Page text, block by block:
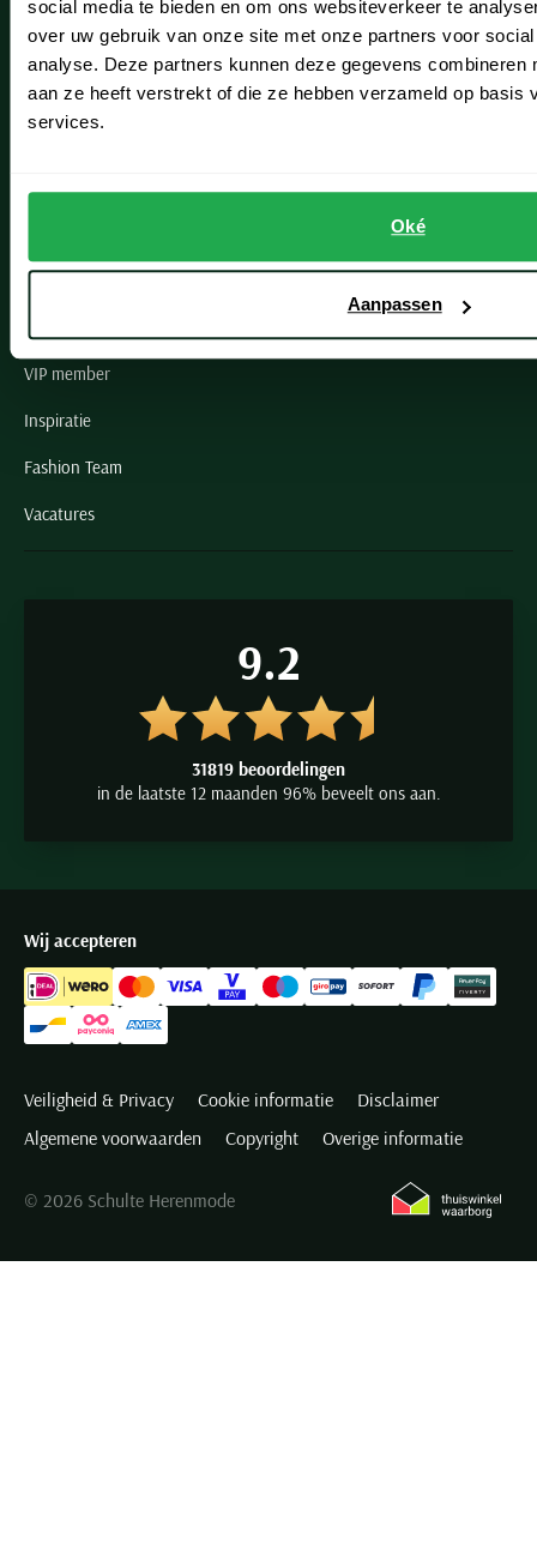
social media te bieden en om ons websiteverkeer te
over uw gebruik van onze site met onze partners voor
analyse. Deze partners kunnen deze gegevens combineren
aan ze heeft verstrekt of die ze hebben verzameld op basis
services.
Oké
Aanpassen
Lisse
Noordwijk
Oegstgeest
Grote maten herenkleding
VIP member
Inspiratie
Fashion Team
Vacatures
9.2
31819 beoordelingen
in de laatste 12 maanden 96% beveelt ons aan.
Wij accepteren
Veiligheid & Privacy Cookie informatie
Disclaimer
Algemene voorwaarden
Copyright Overige informatie
© 2026 Schulte Herenmode